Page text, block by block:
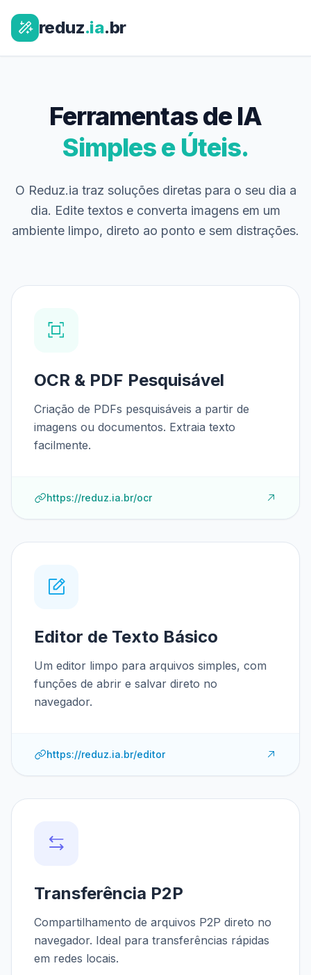
reduz.ia.br
Ferramentas de IA
Simples e Úteis.
O Reduz.ia traz soluções diretas para o seu dia a
dia. Edite textos e converta imagens em um
ambiente limpo, direto ao ponto e sem distrações.
OCR & PDF Pesquisável
Criação de PDFs pesquisáveis a partir de
imagens ou documentos. Extraia texto
facilmente.
https://reduz.ia.br/ocr
Editor de Texto Básico
Um editor limpo para arquivos simples, com
funções de abrir e salvar direto no
navegador.
https://reduz.ia.br/editor
Transferência P2P
Compartilhamento de arquivos P2P direto no
navegador. Ideal para transferências rápidas
em redes locais.